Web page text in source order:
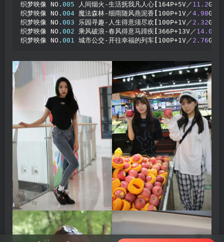
织梦映像 NO. 005 人间烟火-生活抚我凡人心 164P+5V／ 11.2GB
织梦映像 NO. 004 魔法森林-细雨随风燕泥香 100P+1V／4.98GB
织梦映像 NO. 003 乐园寻趣-人生得意须尽欢 100P+1V／ 2.32GB
织梦映像 NO. 002 乘风破浪-春风得意马蹄疾 366P+13V／ 14.0
织梦映像 NO. 001 城市公交-开往幸福的列车 100P+1V／ 2.76GB